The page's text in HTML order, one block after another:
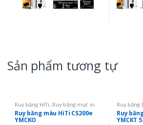
Sản phẩm tương tự
Ruy băng HiTi, Ruy băng mực in
thẻ
Ruy băng màu HiTi CS200e
YMCKO
Ruy băng
Datacard
thẻ, Ruy
Ruy
YMCKT